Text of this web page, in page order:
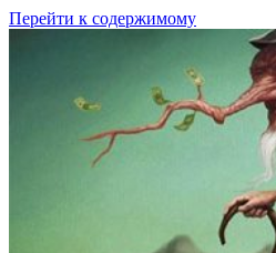
Перейти к содержимому